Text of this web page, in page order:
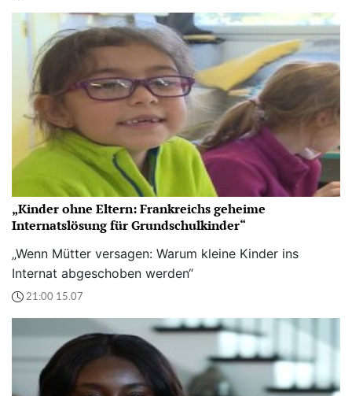
„Kinder ohne Eltern: Frankreichs geheime
Internatslösung für Grundschulkinder“
„Wenn Mütter versagen: Warum kleine Kinder ins
Internat abgeschoben werden“
21:00 15.07